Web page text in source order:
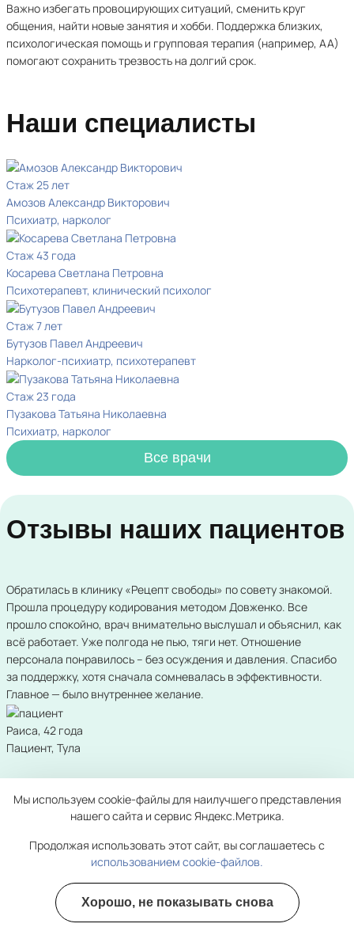
Важно избегать провоцирующих ситуаций, сменить круг
общения, найти новые занятия и хобби. Поддержка близких,
психологическая помощь и групповая терапия (например, АА)
помогают сохранить трезвость на долгий срок.
Наши специалисты
Стаж 25 лет
Амозов Александр Викторович
Психиатр, нарколог
Стаж 43 года
Косарева Светлана Петровна
Психотерапевт, клинический психолог
Стаж 7 лет
Бутузов Павел Андреевич
Нарколог-психиатр, психотерапевт
Стаж 23 года
Пузакова Татьяна Николаевна
Психиатр, нарколог
Все врачи
Отзывы наших пациентов
Обратилась в клинику «Рецепт свободы» по совету знакомой.
Прошла процедуру кодирования методом Довженко. Все
прошло спокойно, врач внимательно выслушал и объяснил, как
всё работает. Уже полгода не пью, тяги нет. Отношение
персонала понравилось – без осуждения и давления. Спасибо
за поддержку, хотя сначала сомневалась в эффективности.
Главное — было внутреннее желание.
Раиса, 42 года
Пациент, Тула
Вызывал нарколога на дом после запоя. Приехали быстро, всё
сделали аккуратно и без лишних разговоров. Через два дня
поехал в клинику и закодировался. Выбрал комбинированный
анонимно, без постановки на учёт. Поддержка после процедуры
тоже была — врач дал советы, как не сорваться. Спасибо.
Андрей, 35 лет
Пациент, Тула
Полезные курсы
Мы используем cookie-файлы для наилучшего представления
нашего сайта и сервис Яндекс.Метрика.
Продолжая использовать этот сайт, вы соглашаетесь с
использованием cookie-файлов.
Хорошо, не показывать снова